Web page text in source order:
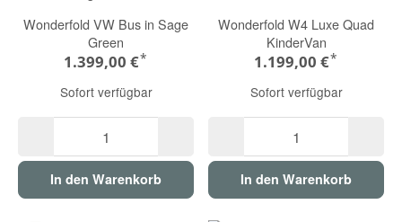
Wonderfold VW Bus in Sage
Green
1.399,00 €*
Sofort verfügbar
In den Warenkorb
Wonderfold W4 Luxe Quad
KinderVan
1.199,00 €*
Sofort verfügbar
In den Warenkorb